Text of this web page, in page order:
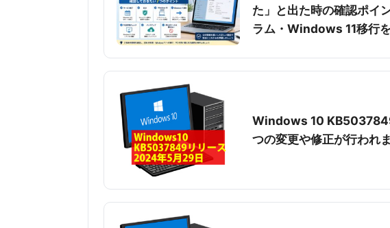
た」と出た時の確認ポイ
ラム・Windows 11移行
Windows 10
つの変更や修正が行われ